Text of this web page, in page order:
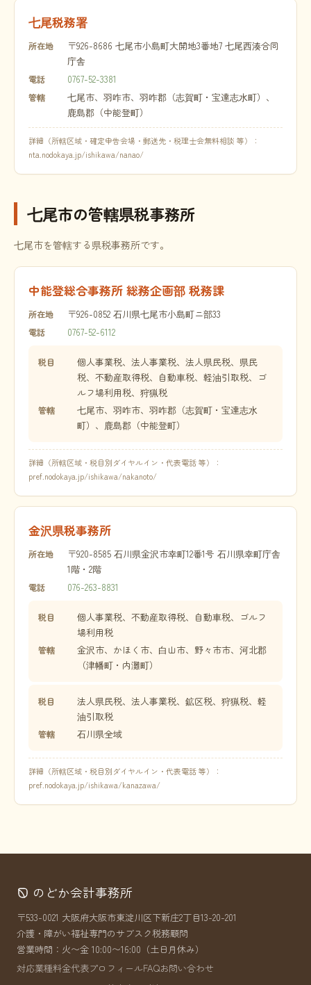
七尾税務署
所在地
〒926-8686 七尾市小島町大開地3番地7 七尾西湊合同
庁舎
電話 0767-52-3381
管轄
七尾市、羽咋市、羽咋郡（志賀町・宝達志水町）、
鹿島郡（中能登町）
詳細（所轄区域・確定申告会場・郵送先・税理士会無料相談 等）：
nta.nodokaya.jp/ishikawa/nanao/
七尾市の管轄県税事務所
七尾市を管轄する県税事務所です。
中能登総合事務所 総務企画部 税務課
所在地 〒926-0852 石川県七尾市小島町ニ部33
電話 0767-52-6112
税目
個人事業税、法人事業税、法人県民税、県民
税、不動産取得税、自動車税、軽油引取税、ゴ
ルフ場利用税、狩猟税
管轄
七尾市、羽咋市、羽咋郡（志賀町・宝達志水
町）、鹿島郡（中能登町）
詳細（所轄区域・税目別ダイヤルイン・代表電話 等）：
pref.nodokaya.jp/ishikawa/nakanoto/
金沢県税事務所
所在地
〒920-8585 石川県金沢市幸町12番1号 石川県幸町庁舎
1階・2階
電話 076-263-8831
税目
個人事業税、不動産取得税、自動車税、ゴルフ
場利用税
管轄
金沢市、かほく市、白山市、野々市市、河北郡
（津幡町・内灘町）
税目
法人県民税、法人事業税、鉱区税、狩猟税、軽
油引取税
管轄 石川県全域
詳細（所轄区域・税目別ダイヤルイン・代表電話 等）：
pref.nodokaya.jp/ishikawa/kanazawa/
のどか会計事務所
〒533-0021 大阪府大阪市東淀川区下新庄2丁目13-20-201
介護・障がい福祉専門のサブスク税務顧問
営業時間：火〜金 10:00〜16:00（土日月休み）
対応業種料金代表プロフィールFAQお問い合わせ